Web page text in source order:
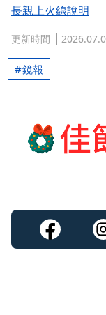
長親上火線說明
更新時間
鏡報